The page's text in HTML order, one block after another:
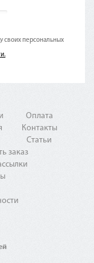
своих персональных
Оплата
Контакты
Статьи
заказ